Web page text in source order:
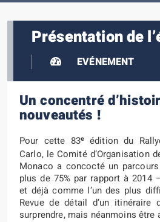
Présentation de
EVÉNEMENT
Un concentré
nouveautés !
Pour cette 83eédition du
Carlo, le Comité d’Organisation
Monaco a concocté un
plus de 75% par rapport à 2014
et déjà comme l’un des plus
Revue de détail d’un
surprendre, mais néanmoins être